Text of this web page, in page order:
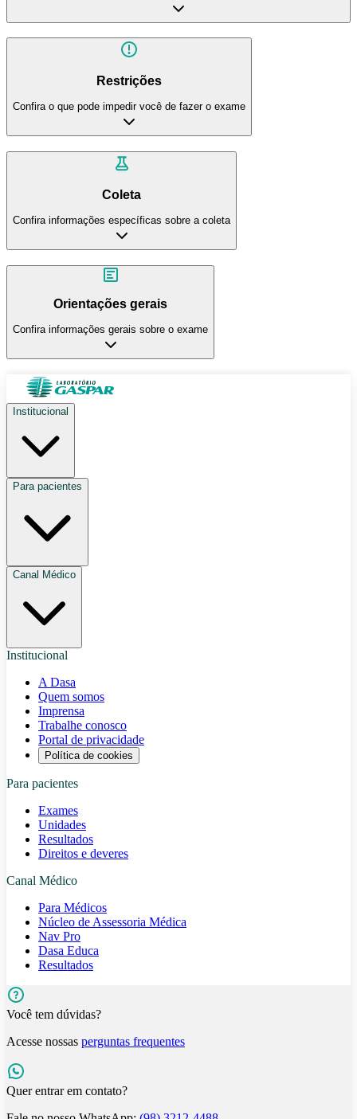
Restrições
Confira o que pode impedir você de fazer o exame
Coleta
Confira informações específicas sobre a coleta
Orientações gerais
Confira informações gerais sobre o exame
Institucional
Para pacientes
Canal Médico
Institucional
A Dasa
Quem somos
Imprensa
Trabalhe conosco
Portal de privacidade
Política de cookies
Para pacientes
Exames
Unidades
Resultados
Direitos e deveres
Canal Médico
Para Médicos
Núcleo de Assessoria Médica
Nav Pro
Dasa Educa
Resultados
Você tem dúvidas?
Acesse nossas perguntas frequentes
Quer entrar em contato?